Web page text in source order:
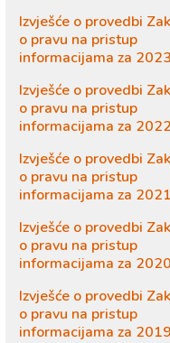
Izvješće o provedbi
o pravu na pristup
informacijama za
Izvješće o provedbi
o pravu na pristup
informacijama za
Izvješće o provedbi
o pravu na pristup
informacijama za
Izvješće o provedbi
o pravu na pristup
informacijama za
Izvješće o provedbi
o pravu na pristup
informacijama za